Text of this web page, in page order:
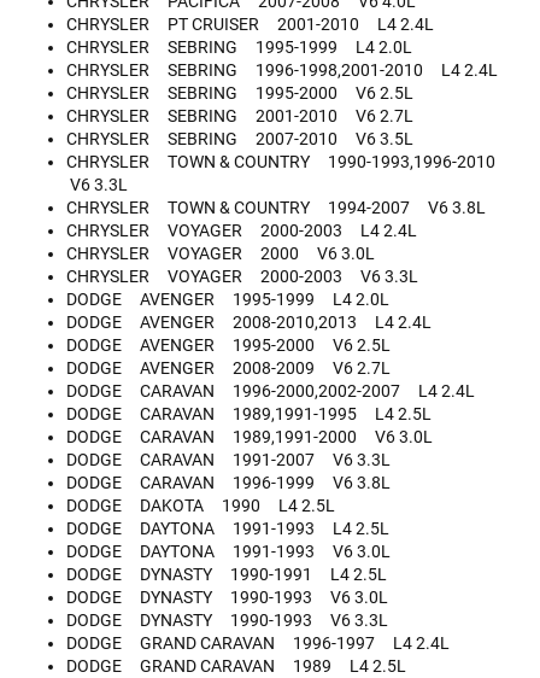
CHRYSLER PT CRUISER 2001-2010 L4 2.4L
CHRYSLER SEBRING 1995-1999 L4 2.0L
CHRYSLER SEBRING 1996-1998,2001-2010 L4 2.4L
CHRYSLER SEBRING 1995-2000 V6 2.5L
CHRYSLER SEBRING 2001-2010 V6 2.7L
CHRYSLER SEBRING 2007-2010 V6 3.5L
CHRYSLER TOWN & COUNTRY 1990-1993,1996-2010
V6 3.3L
CHRYSLER TOWN & COUNTRY 1994-2007 V6 3.8L
CHRYSLER VOYAGER 2000-2003 L4 2.4L
CHRYSLER VOYAGER 2000 V6 3.0L
CHRYSLER VOYAGER 2000-2003 V6 3.3L
DODGE AVENGER 1995-1999 L4 2.0L
DODGE AVENGER 2008-2010,2013 L4 2.4L
DODGE AVENGER 1995-2000 V6 2.5L
DODGE AVENGER 2008-2009 V6 2.7L
DODGE CARAVAN 1996-2000,2002-2007 L4 2.4L
DODGE CARAVAN 1989,1991-1995 L4 2.5L
DODGE CARAVAN 1989,1991-2000 V6 3.0L
DODGE CARAVAN 1991-2007 V6 3.3L
DODGE CARAVAN 1996-1999 V6 3.8L
DODGE DAKOTA 1990 L4 2.5L
DODGE DAYTONA 1991-1993 L4 2.5L
DODGE DAYTONA 1991-1993 V6 3.0L
DODGE DYNASTY 1990-1991 L4 2.5L
DODGE DYNASTY 1990-1993 V6 3.0L
DODGE DYNASTY 1990-1993 V6 3.3L
DODGE GRAND CARAVAN 1996-1997 L4 2.4L
DODGE GRAND CARAVAN 1989 L4 2.5L